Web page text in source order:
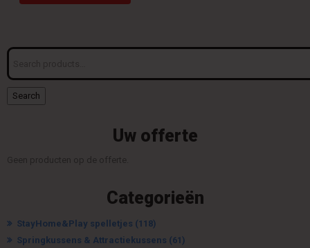
Search
Search
Uw offerte
Geen producten op de offerte.
Categorieën
StayHome&Play spelletjes (118)
Springkussens & Attractiekussens (61)